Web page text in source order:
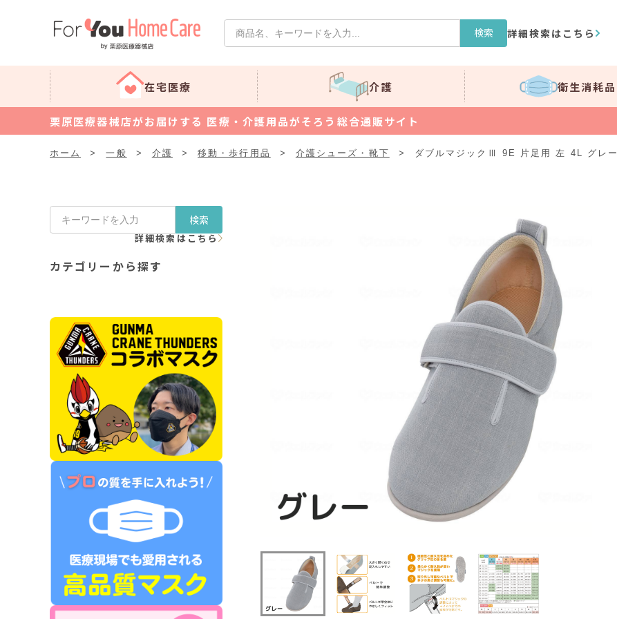
検索 詳細検索はこちら
在宅医療 介護 衛生消耗品
栗原医療器械店がお届けする 医療・介護用品がそろう総合通販サイト
ホーム > 一般 > 介護 > 移動・歩行用品 > 介護シューズ・靴下 > ダブルマジックⅢ 9E 片足用 左 4L グレー
検索
詳細検索はこちら
カテゴリーから探す